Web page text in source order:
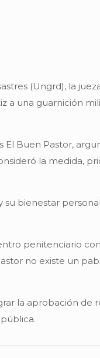
(Ungrd), la
a una guarnición
El Buen Pastor,
la medida,
bienestar
penitenciario
no existe un
la aprobación de